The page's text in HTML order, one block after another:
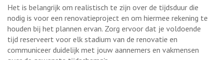
Het is belangrijk om realistisch te zijn over de tijdsduur die
nodig is voor een renovatieproject en om hiermee rekening te
houden bij het plannen ervan. Zorg ervoor dat je voldoende
tijd reserveert voor elk stadium van de renovatie en
communiceer duidelijk met jouw aannemers en vakmensen